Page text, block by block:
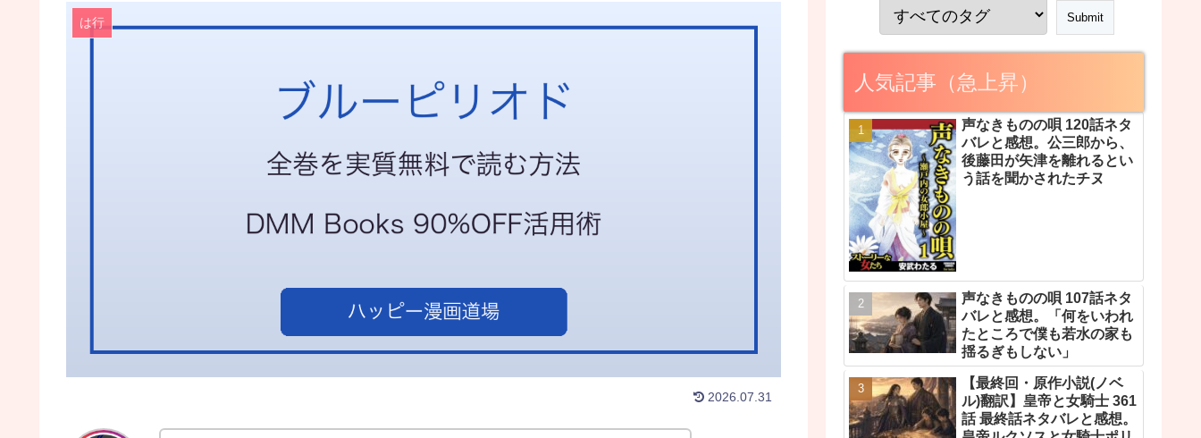
は行
2026.07.31
人気記事（急上昇）
声なきものの唄 120話ネタ
バレと感想。公三郎から、
後藤田が矢津を離れるとい
う話を聞かされたチヌ
声なきものの唄 107話ネタ
バレと感想。「何をいわれ
たところで僕も若水の家も
揺るぎもしない」
【最終回・原作小説(ノベ
ル)翻訳】皇帝と女騎士 361
話 最終話ネタバレと感想。